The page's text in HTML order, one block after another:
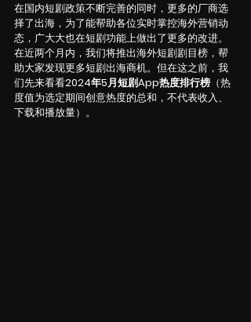
在国内短剧政策不断完善的同时，更多的厂商选
择了出海，为了能帮助各位实时掌控海外营销动
态，广大大也在短剧功能上做出了更多的改进。
在近两个月内，我们将推出海外短剧剧目榜，帮
助大家发现更多短剧出海商机。但在这之前，我
们先来看看2024年5月短剧App热度排行榜 （热
度值为选定期间创意热度的总和，不代表收入、
下载和播放量）。